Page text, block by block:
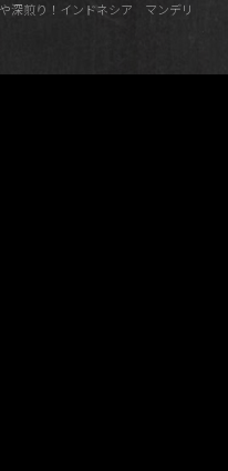
深煎り！インドネシア マンデリ